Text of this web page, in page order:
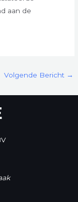
aan de
Volgende Bericht →